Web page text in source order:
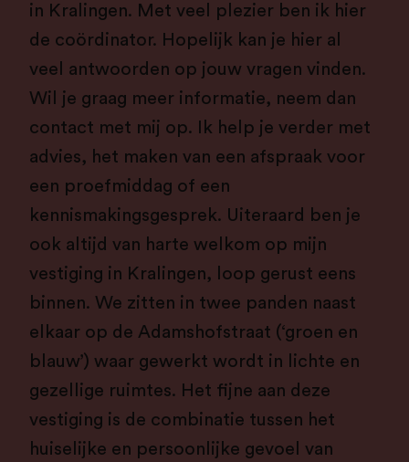
in Kralingen. Met veel plezier ben ik hier
de coördinator. Hopelijk kan je hier al
veel antwoorden op jouw vragen vinden.
Wil je graag meer informatie, neem dan
contact met mij op. Ik help je verder met
advies, het maken van een afspraak voor
een proefmiddag of een
kennismakingsgesprek. Uiteraard ben je
ook altijd van harte welkom op mijn
vestiging in Kralingen, loop gerust eens
binnen. We zitten in twee panden naast
elkaar op de Adamshofstraat (‘groen en
blauw’) waar gewerkt wordt in lichte en
gezellige ruimtes. Het fijne aan deze
vestiging is de combinatie tussen het
huiselijke en persoonlijke gevoel van